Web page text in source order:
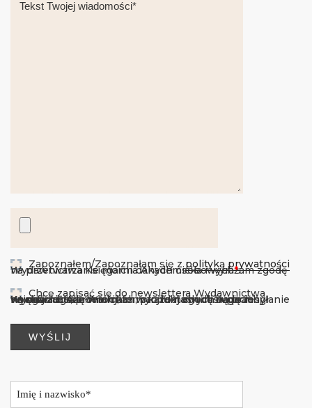
Zapoznałem/Zapoznałam się zpolityką prywatności
Wydawnictwa Księgarnia Akademicka i wyrażam zgodę na przetwarzanie moich danych osobowych*.
Chcę zapisać się do newslettera Wydawnictwa
Księgarnia Akademicka i wyrażam zgodę na przesyłanie na mój adres e-mail informacji o nowych wpisach, nowościach, promocjach, produktach i usługach Wydawnictwa. Wiem, że w każdej chwili będę mógł wycofać zgodę.